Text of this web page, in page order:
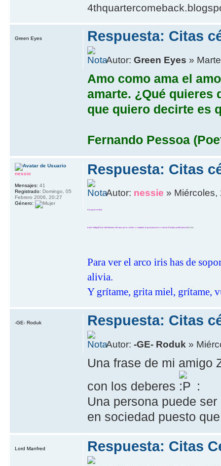
Respuesta: Citas
Autor:Green Eyes »
Amo como ama el
amarte. ¿Qué quieres
que quiero decirte es
Fernando Pessoa
Green Eyes
Respuesta: Citas
Autor: nessie » Miércoles,
Una gran verdad :
[color=indigo]En la vida humana sólo unos pocos sueños se cumplen, la gran mayorí­a se roncan: Enrique jardiel poncela
Para ver el arco iris has de
alivia.
Y grítame, grita miel, grítame,
nessie
Mensajes: 41
Registrado: Domingo, 05
Febrero 2006, 20:27
Género:
Respuesta: Citas
Autor:-GE- Roduk »
Una frase de mi amigo
con los deberes
:
Una persona puede
en sociedad puesto
-GE- Roduk
Respuesta: Citas
Lord Manfred